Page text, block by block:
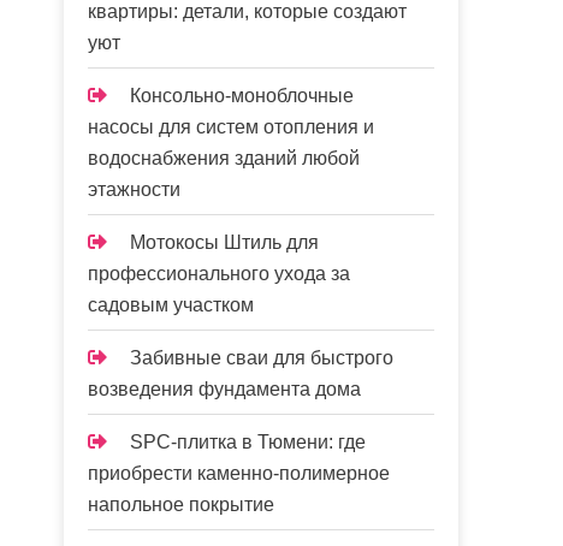
квартиры: детали, которые создают
уют
Консольно-моноблочные
насосы для систем отопления и
водоснабжения зданий любой
этажности
Мотокосы Штиль для
профессионального ухода за
садовым участком
Забивные сваи для быстрого
возведения фундамента дома
SPC-плитка в Тюмени: где
приобрести каменно-полимерное
напольное покрытие